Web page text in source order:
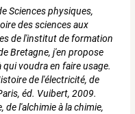
Sciences physiques,
des sciences aux
de l'institut de formation
Bretagne, j'en propose
voudra en faire usage.
de l'électricité, de
éd. Vuibert, 2009.
de l'alchimie à la chimie,